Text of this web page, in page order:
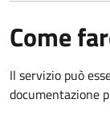
Come
Il servizio può
documentazione